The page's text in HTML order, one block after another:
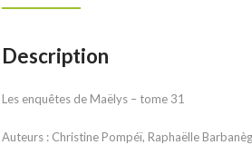
Description
Les enquêtes de Maëlys – tome 31
Auteurs : Christine Pompéï, Raphaëlle